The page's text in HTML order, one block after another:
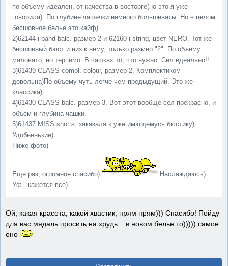
по объему идеален, от качества в восторге(но это я уже
говорила). По глубине чашечки немного большеваты. Но в целом
бесшовное белье это кайф)
2)62144 i-band balc. размер-2 и 62160 i-string, цвет NERO. Тот же
бесшовный бюст и низ к нему, только размер "2". По объему
маловато, но терпимо. В чашках то, что нужно. Сел идеально!!
3)61439 CLASS compl. colour, размер 2. Комплектиком
довольна)По объему чуть легче чем предыдущий. Это же
классика)
4)61430 CLASS balc. размер 3. Вот этот вообще сел прекрасно, и
объем и глубина чашки.
5)61437 MISS shorts, заказала к уже имющемуся бюстику)
Удобненькие)
Ниже фото)
Еще раз, огромное спасибо)
Наслаждаюсь)
Уф...кажется все)
Ой, какая красота, какой хвастик, прям прям))) Спасибо! Пойду
для вас мядаль просить на хрудь....в новом белье то))))) самое
оно